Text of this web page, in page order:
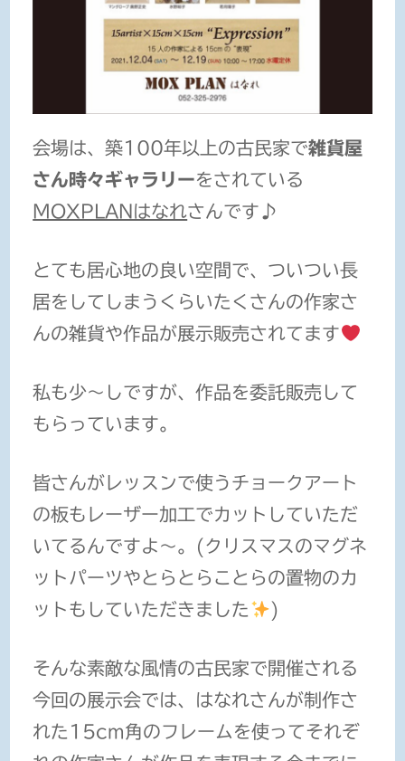
会場は、築100年以上の古民家で雑貨屋
さん時々ギャラリーをされている
MOXPLANはなれさんです♪
とても居心地の良い空間で、ついつい長
居をしてしまうくらいたくさんの作家さ
んの雑貨や作品が展示販売されてます
私も少〜しですが、作品を委託販売して
もらっています。
皆さんがレッスンで使うチョークアート
の板もレーザー加工でカットしていただ
いてるんですよ〜。(クリスマスのマグネ
ットパーツやとらとらことらの置物のカ
ットもしていただきました
)
そんな素敵な風情の古民家で開催される
今回の展示会では、はなれさんが制作さ
れた15cm角のフレームを使ってそれぞ